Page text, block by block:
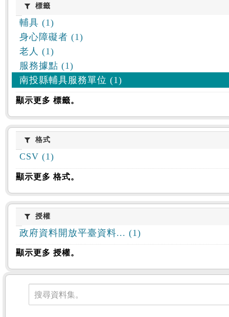
標籤標籤
輔具 (1)
身心障礙者 (1)
老人 (1)
服務據點 (1)
南投縣輔具服務單位 (1)
顯示更多 標籤。
格式格式
CSV (1)
顯示更多 格式。
授權授權
政府資料開放平臺資料... (1)
顯示更多 授權。
資料集
搜尋資料集。